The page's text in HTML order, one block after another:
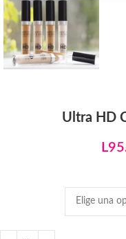
Ultra HD
L